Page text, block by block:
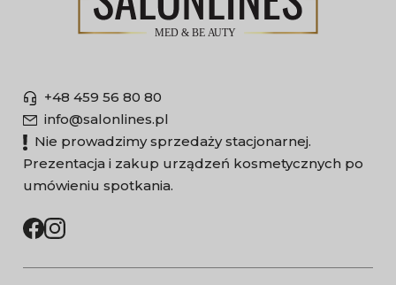
+48 459 56 80 80
info@salonlines.pl
Nie prowadzimy sprzedaży stacjonarnej.
Prezentacja i zakup urządzeń kosmetycznych po
umówieniu spotkania.